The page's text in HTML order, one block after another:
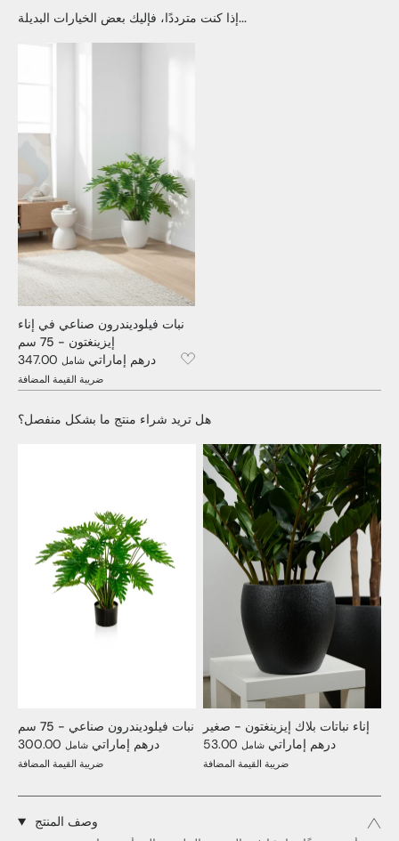
إذا كنت مترددًا، فإليك بعض الخيارات البديلة...
نبات فيلوديندرون صناعي في إناء
إيزينغتون - 75 سم
347.00 درهم إماراتي شامل
ضريبة القيمة المضافة
هل تريد شراء منتج ما بشكل منفصل؟
نبات فيلوديندرون صناعي - 75 سم
300.00 درهم إماراتي شامل
ضريبة القيمة المضافة
إناء نباتات بلاك إيزينغتون - صغير
53.00 درهم إماراتي شامل
ضريبة القيمة المضافة
وصف المنتج